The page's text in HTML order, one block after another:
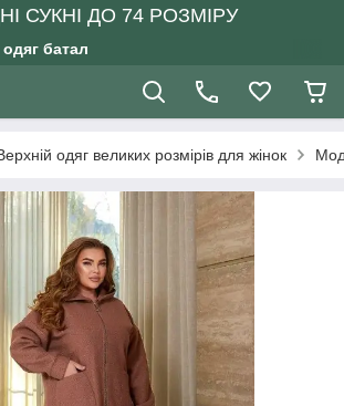
СУКНІ ДО 74 РОЗМІРУ
батал
одяг великих розмірів для жінок